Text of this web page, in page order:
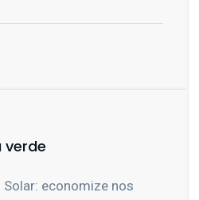
verde
economize nos